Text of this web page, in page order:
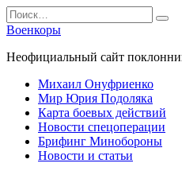
Перейти
к
содержанию
Search
for:
Военкоры
Неофициальный сайт
Михаил Онуфриенко
Мир Юрия Подоляка
Карта боевых действий
Новости спецоперации
Брифинг Минобороны
Новости и статьи